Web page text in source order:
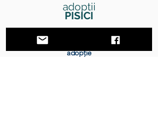
adoptii
PISICI
Descoperă toate pisicile disponibile pentru
adopție